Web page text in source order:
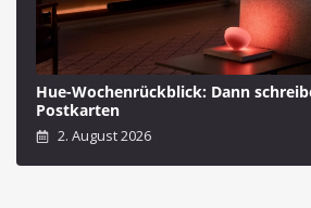
Hue-Wochenrückblick: Dann
Postkarten
2. August 2026